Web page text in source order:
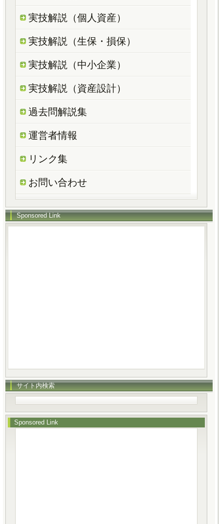
実技解説（個人資産）
実技解説（生保・損保）
実技解説（中小企業）
実技解説（資産設計）
過去問解説集
運営者情報
リンク集
お問い合わせ
Sponsored Link
サイト内検索
Sponsored Link